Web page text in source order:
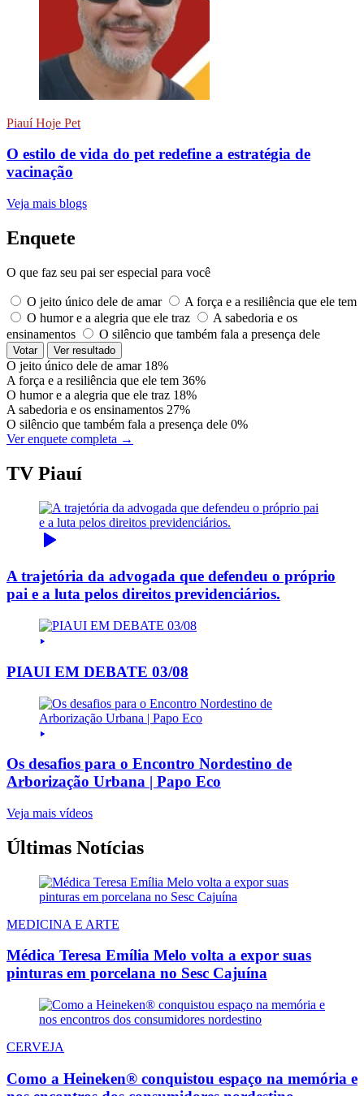
Piauí Hoje Pet
O estilo de vida do pet redefine a estratégia de
vacinação
Veja mais blogs
Enquete
O que faz seu pai ser especial para você
O jeito único dele de amar
A força e a resiliência que ele tem
O humor e a alegria que ele traz
A sabedoria e os
ensinamentos
O silêncio que também fala a presença dele
Votar Ver resultado
O jeito único dele de amar 18%
A força e a resiliência que ele tem 36%
O humor e a alegria que ele traz 18%
A sabedoria e os ensinamentos 27%
O silêncio que também fala a presença dele 0%
Ver enquete completa →
TV Piauí
A trajetória da advogada que defendeu o próprio
pai e a luta pelos direitos previdenciários.
PIAUI EM DEBATE 03/08
Os desafios para o Encontro Nordestino de
Arborização Urbana | Papo Eco
Veja mais vídeos
Últimas Notícias
MEDICINA E ARTE
Médica Teresa Emília Melo volta a expor suas
pinturas em porcelana no Sesc Cajuína
CERVEJA
Como a Heineken® conquistou espaço na memória e